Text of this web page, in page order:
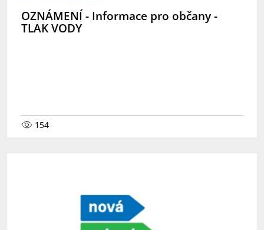
OZNÁMENÍ - Informace pro občany -
TLAK VODY
154